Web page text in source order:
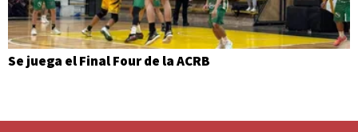
Se juega el Final Four de la ACRB